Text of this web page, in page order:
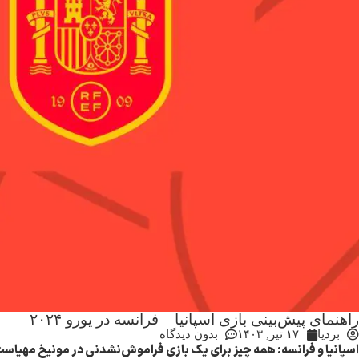
راهنمای پیش‌بینی بازی اسپانیا – فرانسه در یورو ۲۰۲۴
بردیا ۱۷ تیر, ۱۴۰۳ بدون دیدگاه
اسپانیا و فرانسه: همه چیز برای یک بازی فراموش‌نشدنی در مونیخ